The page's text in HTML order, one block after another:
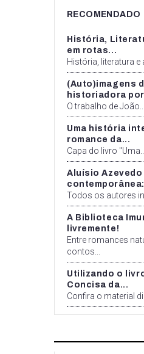
RECOMENDADO
História,
em rotas...
História, literatura e
(Auto)imagens
historiadora
O trabalho de João...
Uma história
romance da...
Capa do livro "Uma...
Aluísio
contemporânea:
Todos os autores
A Biblioteca
livremente!
Entre romances
contos...
Utilizando o
Concisa da...
Confira o material